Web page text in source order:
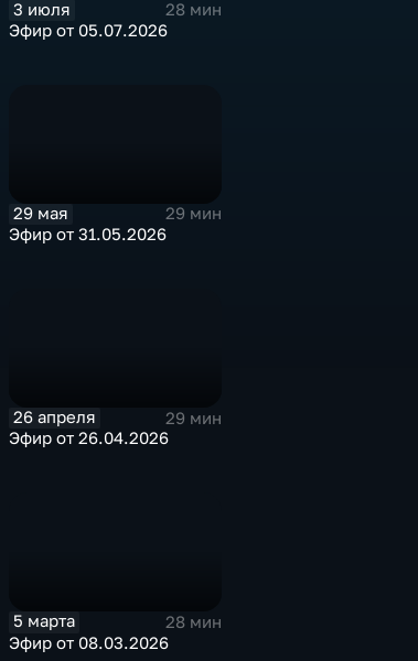
3 июля
28 мин
Эфир от 05.07.2026
29 мая
29 мин
Эфир от 31.05.2026
26 апреля
29 мин
Эфир от 26.04.2026
5 марта
28 мин
Эфир от 08.03.2026